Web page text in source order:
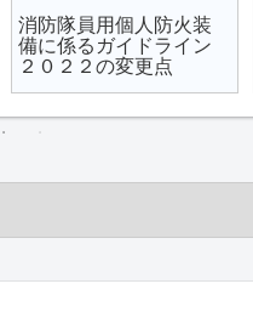
消防士の勤務時間まと
め｜２交代制３交代制
シフトや勤務体制